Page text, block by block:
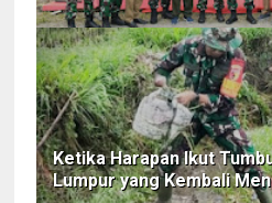
Ketika Harapan Ikut
Lumpur yang Kembali